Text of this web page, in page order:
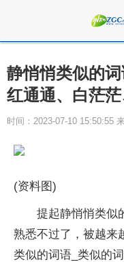
静悄悄类似的词
红通通、白茫
时间：2023-07-10 15:50:55
(资料图)
提起静悄悄类似
熟悉不过了，被越来
类似的词语_类似的